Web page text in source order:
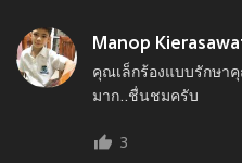
Manop
คุณเล็กร้องแบบรักษา
มาก..ชื่นชมครับ
3